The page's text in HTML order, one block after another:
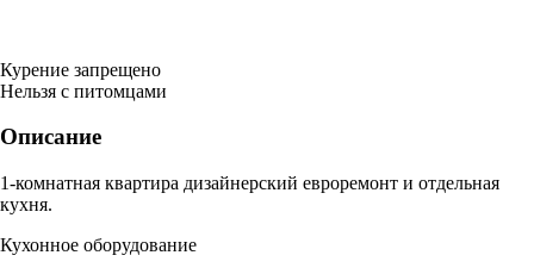
Курение запрещено
Нельзя с питомцами
Описание
1-комнатная квартира дизайнерский евроремонт и отдельная
кухня.
Кухонное оборудование